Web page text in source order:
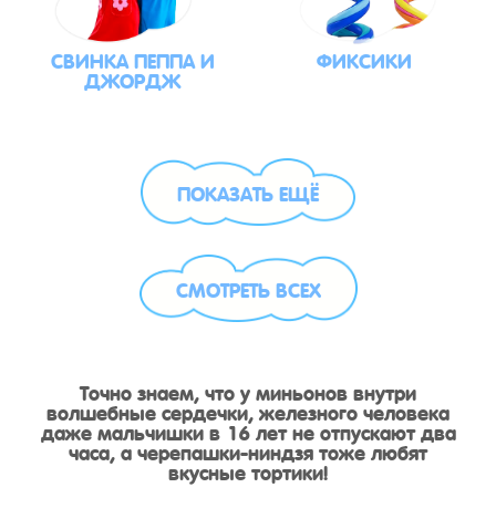
СВИНКА ПЕППА И
ДЖОРДЖ ФИКСИКИ
ПОКАЗАТЬ ЕЩЁ
СМОТРЕТЬ ВСЕХ
Точно знаем, что у миньонов внутри
волшебные сердечки, железного человека
даже мальчишки в 16 лет не отпускают два
часа, а черепашки-ниндзя тоже любят
вкусные тортики!